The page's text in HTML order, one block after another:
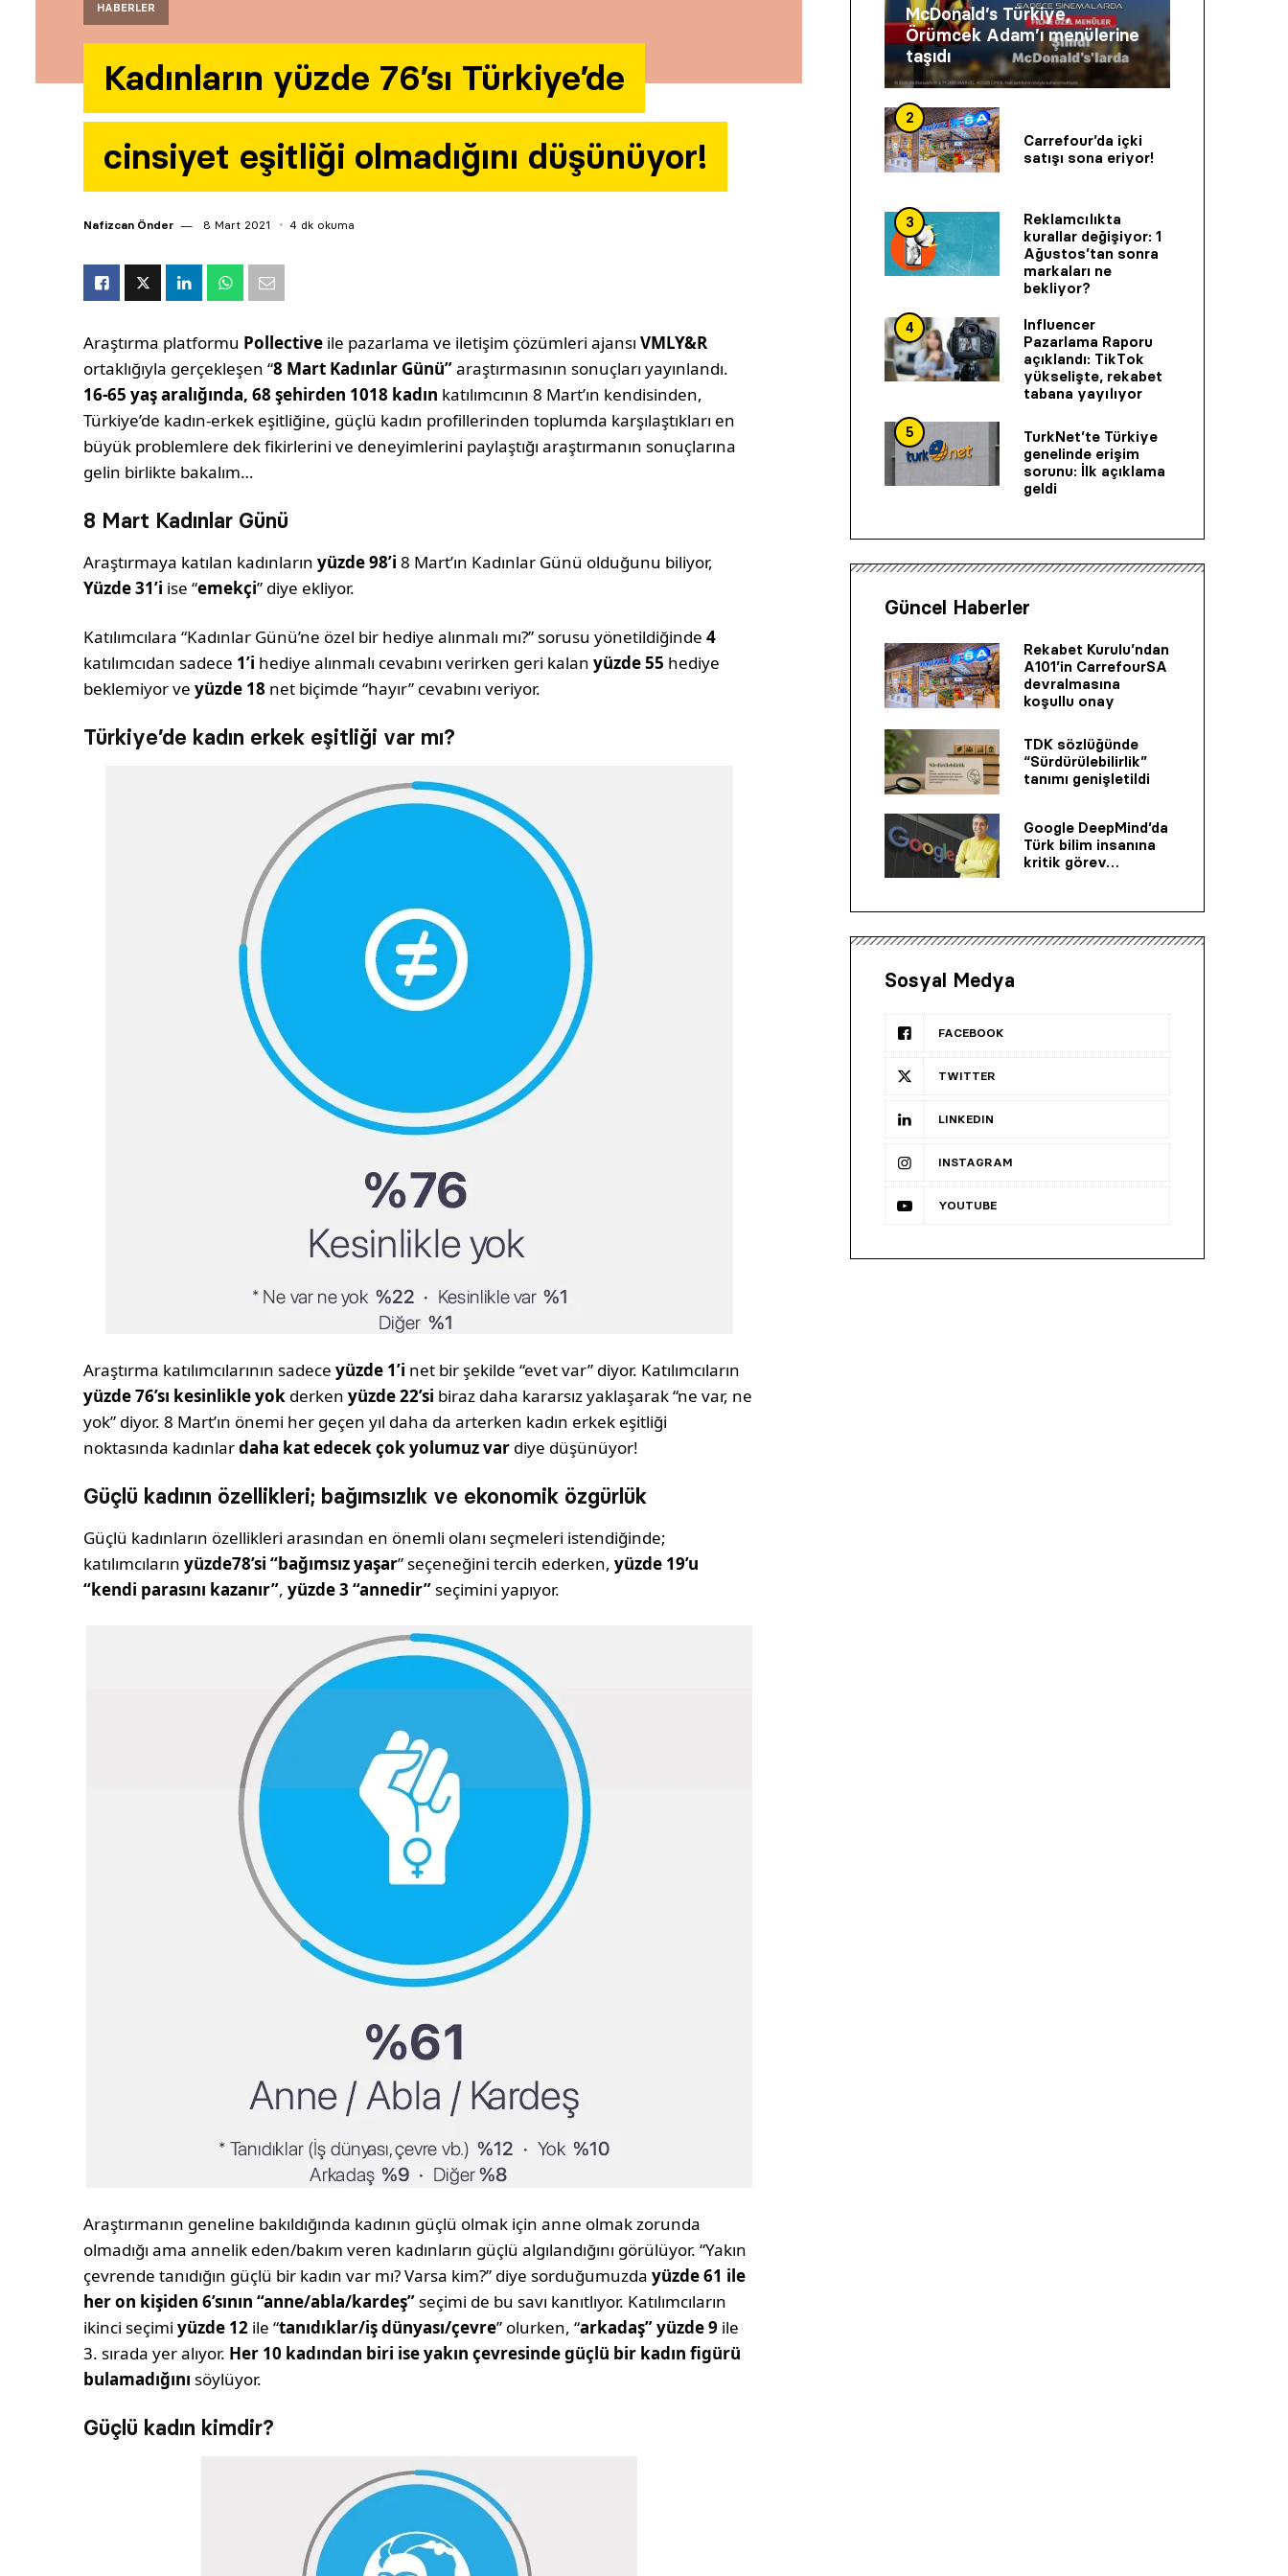
HABERLER
Kadınların yüzde 76’sı Türkiye’de
cinsiyet eşitliği olmadığını düşünüyor!
Nafizcan Önder 8 Mart 2021 4 dk okuma
Araştırma platformu Pollective ile pazarlama ve iletişim çözümleri ajansıVMLY&R
ortaklığıyla gerçekleşen “8 Mart Kadınlar Günü”araştırmasının sonuçları yayınlandı.
16-65 yaş aralığında, 68 şehirden 1018 kadın katılımcının 8 Mart’ın kendisinden,
Türkiye’de kadın-erkek eşitliğine, güçlü kadın profillerinden toplumda karşılaştıkları en
büyük problemlere dek fikirlerini ve deneyimlerini paylaştığı araştırmanın sonuçlarına
gelin birlikte bakalım…
8 Mart Kadınlar Günü
Araştırmaya katılan kadınlarınyüzde 98’i 8 Mart’ın Kadınlar Günü olduğunu biliyor,
Yüzde 31’i ise “emekçi” diye ekliyor.
Katılımcılara “Kadınlar Günü’ne özel bir hediye alınmalı mı?” sorusu yönetildiğinde4
katılımcıdan sadece 1’i hediye alınmalı cevabını verirken geri kalanyüzde 55 hediye
beklemiyor veyüzde 18 net biçimde “hayır” cevabını veriyor.
Türkiye’de kadın erkek eşitliği var mı?
Araştırma katılımcılarının sadeceyüzde 1’i net bir şekilde “evet var” diyor. Katılımcıların
yüzde76’sı kesinlikle yok derkenyüzde 22’si biraz daha kararsız yaklaşarak “ne var, ne
yok” diyor. 8 Mart’ın önemi her geçen yıl daha da arterken kadın erkek eşitliği
noktasında kadınlardaha kat edecek çok yolumuz var diye düşünüyor!
Güçlü kadının özellikleri; bağımsızlık ve ekonomik özgürlük
Güçlü kadınların özellikleri arasından en önemli olanı seçmeleri istendiğinde;
katılımcılarınyüzde78’si “bağımsız yaşar” seçeneğini tercih ederken,yüzde 19’u
“kendi parasını kazanır”,yüzde 3 “annedir”seçimini yapıyor.
Araştırmanın geneline bakıldığında kadının güçlü olmak için anne olmak zorunda
olmadığı ama annelik eden/bakım veren kadınların güçlü algılandığını görülüyor. “Yakın
çevrende tanıdığın güçlü bir kadın var mı? Varsa kim?” diye sorduğumuzdayüzde 61 ile
her on kişiden 6’sının “anne/abla/kardeş”seçimi de bu savı kanıtlıyor. Katılımcıların
ikinci seçimiyüzde 12 ile “tanıdıklar/iş dünyası/çevre” olurken, “arkadaş” yüzde 9 ile
3. sırada yer alıyor. Her 10 kadından biri ise yakın çevresinde güçlü bir kadın figürü
bulamadığınısöylüyor.
Güçlü kadın kimdir?
McDonald’s Türkiye,
Örümcek Adam’ı menülerine
taşıdı
2
Carrefour’da içki
satışı sona eriyor!
3
Reklamcılıkta
kurallar değişiyor: 1
Ağustos’tan sonra
markaları ne
bekliyor?
4
Influencer
Pazarlama Raporu
açıklandı: TikTok
yükselişte, rekabet
tabana yayılıyor
5
TurkNet’te Türkiye
genelinde erişim
sorunu: İlk açıklama
geldi
Güncel Haberler
Rekabet Kurulu’ndan
A101’in CarrefourSA
devralmasına
koşullu onay
TDK sözlüğünde
“Sürdürülebilirlik”
tanımı genişletildi
Google DeepMind’da
Türk bilim insanına
kritik görev…
Sosyal Medya
FACEBOOK
TWITTER
LINKEDIN
INSTAGRAM
YOUTUBE